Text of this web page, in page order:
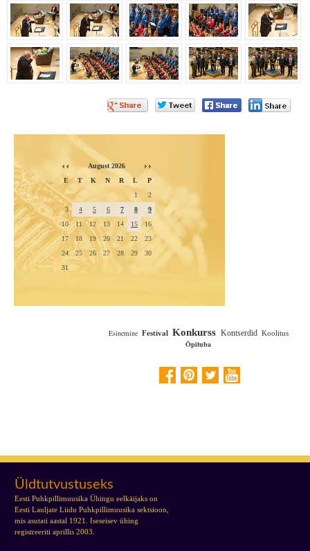
August 2026
E
T K N R L
P
1
2
3
4 5 6 7 8
9
10
11 12 13 14 15
16
17
18 19 20 21 22
23
24
25 26 27 28 29
30
31
Esinemine Festival Konkurss Kontserdid Koolitus
Õpituba
Üldtutvustuseks
Eesti Puhkpillimuusika Ühingu eelkäijaks on
Eesti Lauljate Liidu Puhkpillimuusika sektsioon,
mis asutati aastal 1921. Iseseisev ühing
registreeriti aprillis 2003.